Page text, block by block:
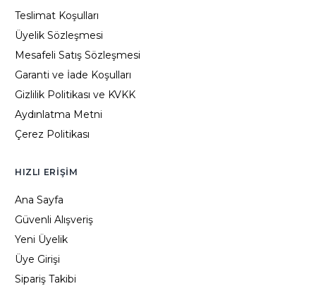
Teslimat Koşulları
Üyelik Sözleşmesi
Mesafeli Satış Sözleşmesi
Garanti ve İade Koşulları
Gizlilik Politikası ve KVKK
Aydınlatma Metni
Çerez Politikası
HIZLI ERIŞIM
Ana Sayfa
Güvenli Alışveriş
Yeni Üyelik
Üye Girişi
Sipariş Takibi